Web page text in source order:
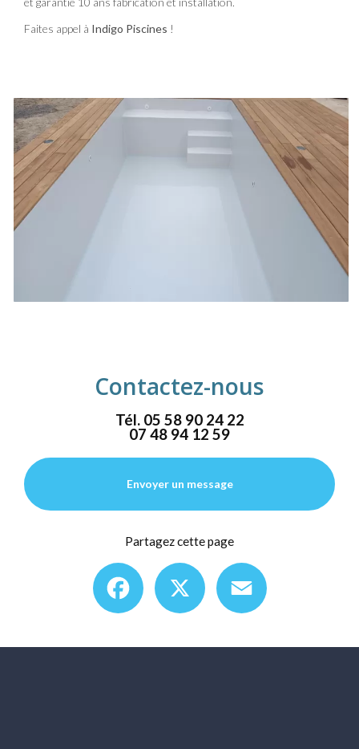
Faites appel à Indigo Piscines !
Contactez-nous
Tél. 05 58 90 24 22
07 48 94 12 59
Envoyer un message
Partagez cette page
Facebook